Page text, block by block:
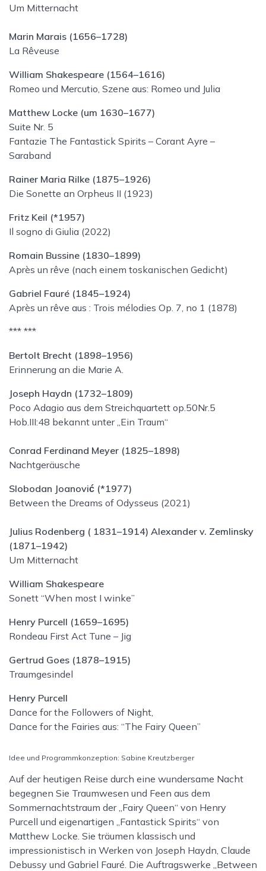
Um Mitternacht
Marin Marais (1656–1728)
La Rêveuse
William Shakespeare (1564–1616)
Romeo und Mercutio, Szene aus: Romeo und Julia
Matthew Locke (um 1630–1677)
Suite Nr. 5
Fantazie The Fantastick Spirits – Corant Ayre –
Saraband
Rainer Maria Rilke (1875–1926)
Die Sonette an Orpheus II (1923)
Fritz Keil (*1957)
Il sogno di Giulia (2022)
Romain Bussine (1830–1899)
Après un rêve (nach einem toskanischen Gedicht)
Gabriel Fauré (1845–1924)
Après un rêve aus : Trois mélodies Op. 7, no 1 (1878)
*** ***
Bertolt Brecht (1898–1956)
Erinnerung an die Marie A.
Joseph Haydn (1732–1809)
Poco Adagio aus dem Streichquartett op.50Nr.5
Hob.III:48 bekannt unter „Ein Traum“
Conrad Ferdinand Meyer (1825–1898)
Nachtgeräusche
Slobodan Joanović (*1977)
Between the Dreams of Odysseus (2021)
Julius Rodenberg ( 1831–1914) Alexander v. Zemlinsky
(1871–1942)
Um Mitternacht
William Shakespeare
Sonett “When most I winke”
Henry Purcell (1659–1695)
Rondeau First Act Tune – Jig
Gertrud Goes (1878–1915)
Traumgesindel
Henry Purcell
Dance for the Followers of Night,
Dance for the Fairies aus: “The Fairy Queen”
Idee und Programmkonzeption: Sabine Kreutzberger
Auf der heutigen Reise durch eine wundersame Nacht
begegnen Sie Traumwesen und Feen aus dem
Sommernachtstraum der „Fairy Queen“ von Henry
Purcell und eigenartigen „Fantastick Spirits“ von
Matthew Locke. Sie träumen klassisch und
impressionistisch in Werken von Joseph Haydn, Claude
Debussy und Gabriel Fauré. Die Auftragswerke „Between